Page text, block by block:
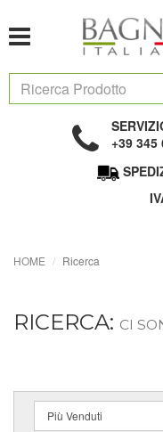
+39 345
HOME Ricerca
RICERCA: CI